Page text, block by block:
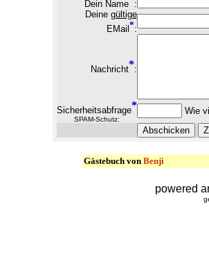
Dein Name
:
Deine gültige
EMail *:
Nachricht*:
Sicherheitsabfrage*
SPAM-Schutz:
Wie
Gästebuch von Benji
powered